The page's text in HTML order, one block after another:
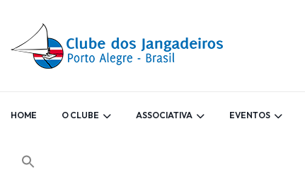
HOME O CLUBE ASSOCIATIVA EVENTOS